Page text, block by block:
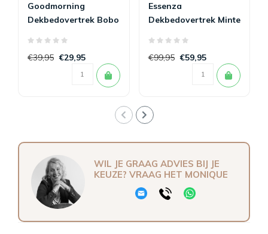
Goodmorning
Dekbedovertrek Bobo
€39,95 €29,95
Essenza
Dekbedovertrek Minte
€99,95 €59,95
WIL JE GRAAG ADVIES BIJ JE
KEUZE? VRAAG HET MONIQUE